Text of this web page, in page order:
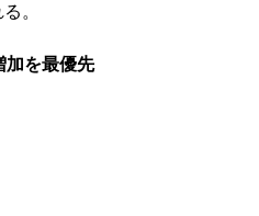
。
加を最優先